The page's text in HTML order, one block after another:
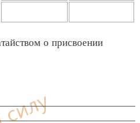
о присвоении